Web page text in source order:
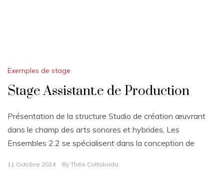
Exemples de stage
Stage Assistant.e de Production
Présentation de la structure Studio de création œuvrant
dans le champ des arts sonores et hybrides, Les
Ensembles 2.2 se spécialisent dans la conception de
11 Octobre 2024 By Théo Cottalorda